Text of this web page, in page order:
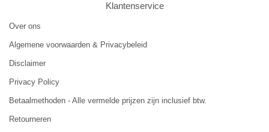
Klantenservice
Over ons
Algemene voorwaarden & Privacybeleid
Disclaimer
Privacy Policy
Betaalmethoden - Alle vermelde prijzen zijn inclusief btw.
Retourneren